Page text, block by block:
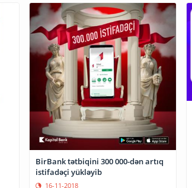
BirBank tətbiqini 300 000-dən artıq
istifadəçi yükləyib
16-11-2018